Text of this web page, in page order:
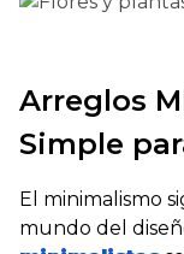
Arreglos
Simple
El minimalismo
mundo del